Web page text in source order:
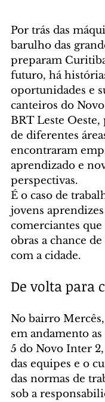
Por trás das
barulho das
preparam
futuro, há
oportunidades e
canteiros do
BRT Leste
de diferentes
encontraram
aprendizado e
perspectivas.
É o caso de
jovens aprendizes
comerciantes
obras a chance
com a cidade.
De volta para
No bairro
em andamento
5 do Novo Inter 2,
das equipes e o
das normas de
sob a